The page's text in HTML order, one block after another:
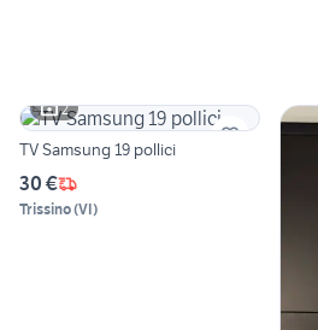
2
TV Samsung 19 pollici
30 €
Trissino(VI)